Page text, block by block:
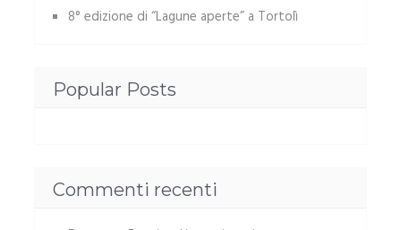
8° edizione di “Lagune aperte” a Tortolì
Popular Posts
Commenti recenti